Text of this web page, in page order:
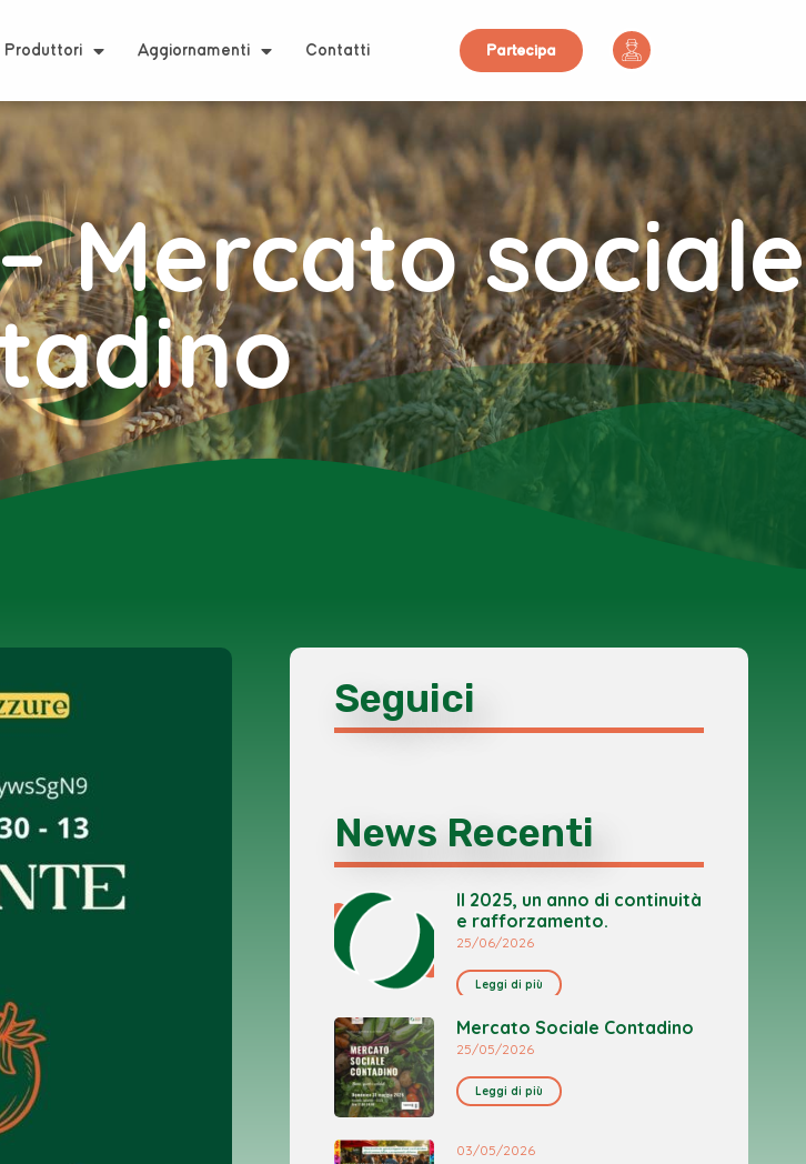
Produttori Aggiornamenti Contatti Partecipa
Mercato sociale
Seguici
News Recenti
Il 2025, un anno di continuità
e rafforzamento.
25/06/2026
Leggi di più
Mercato Sociale Contadino
25/05/2026
Leggi di più
03/05/2026